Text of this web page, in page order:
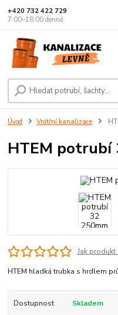
+420 732 422 729
7:00–18:00 denně
Úvod Vnitřní kanalizace
HTEM potrubí
Jak
HTEM hladká trubka s hrdlem
Dostupnost Skladem